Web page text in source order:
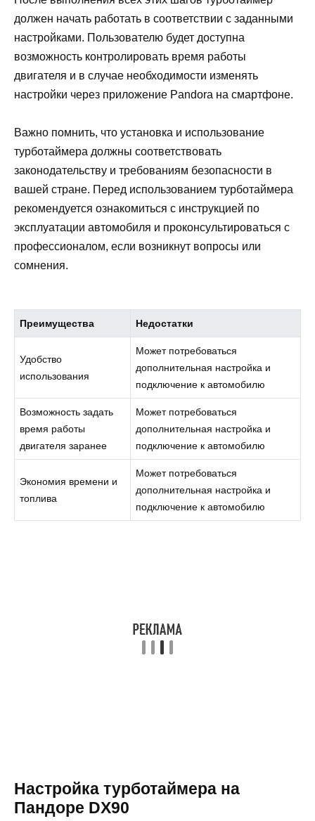
должен начать работать в соответствии с заданными
настройками. Пользователю будет доступна
возможность контролировать время работы
двигателя и в случае необходимости изменять
настройки через приложение Pandora на смартфоне.
Важно помнить, что установка и использование
турботаймера должны соответствовать
законодательству и требованиям безопасности в
вашей стране. Перед использованием турботаймера
рекомендуется ознакомиться с инструкцией по
эксплуатации автомобиля и проконсультироваться с
профессионалом, если возникнут вопросы или
сомнения.
Преимущества Недостатки
Удобство
использования
Может потребоваться
дополнительная настройка и
подключение к автомобилю
Возможность задать
время работы
двигателя заранее
Может потребоваться
дополнительная настройка и
подключение к автомобилю
Экономия времени и
топлива
Может потребоваться
дополнительная настройка и
подключение к автомобилю
Настройка турботаймера на
Пандоре DX90